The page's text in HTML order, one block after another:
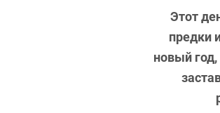
Этот
предки
новый год,